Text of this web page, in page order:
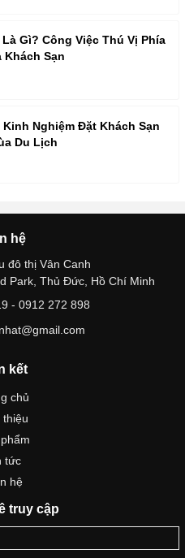
Gì? Công Việc Thú Vị Phía
Khách Sạn
Kinh Nghiệm Đặt Khách Sạn
Du Lịch
hệ
đô thị Vân Canh
Park, Thủ Đức, Hồ Chí Minh
- 0912 272 898
kết
chủ
thiệu
tức
hệ
truy cập